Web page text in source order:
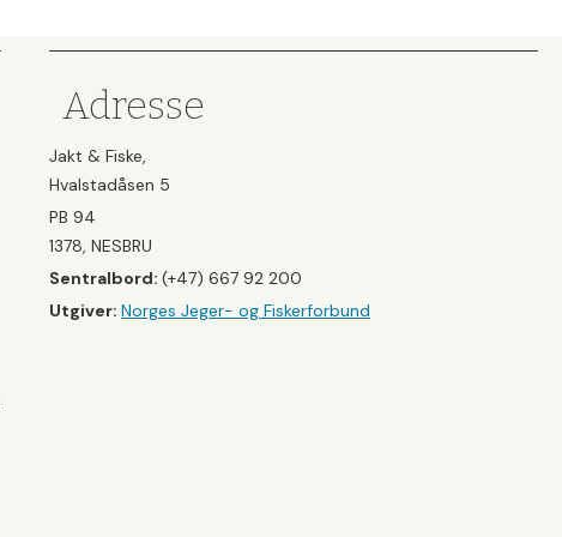
Adresse
Jakt & Fiske,
Hvalstadåsen 5
PB 94
1378, NESBRU
Sentralbord: (+47) 667 92 200
Utgiver: Norges Jeger- og Fiskerforbund